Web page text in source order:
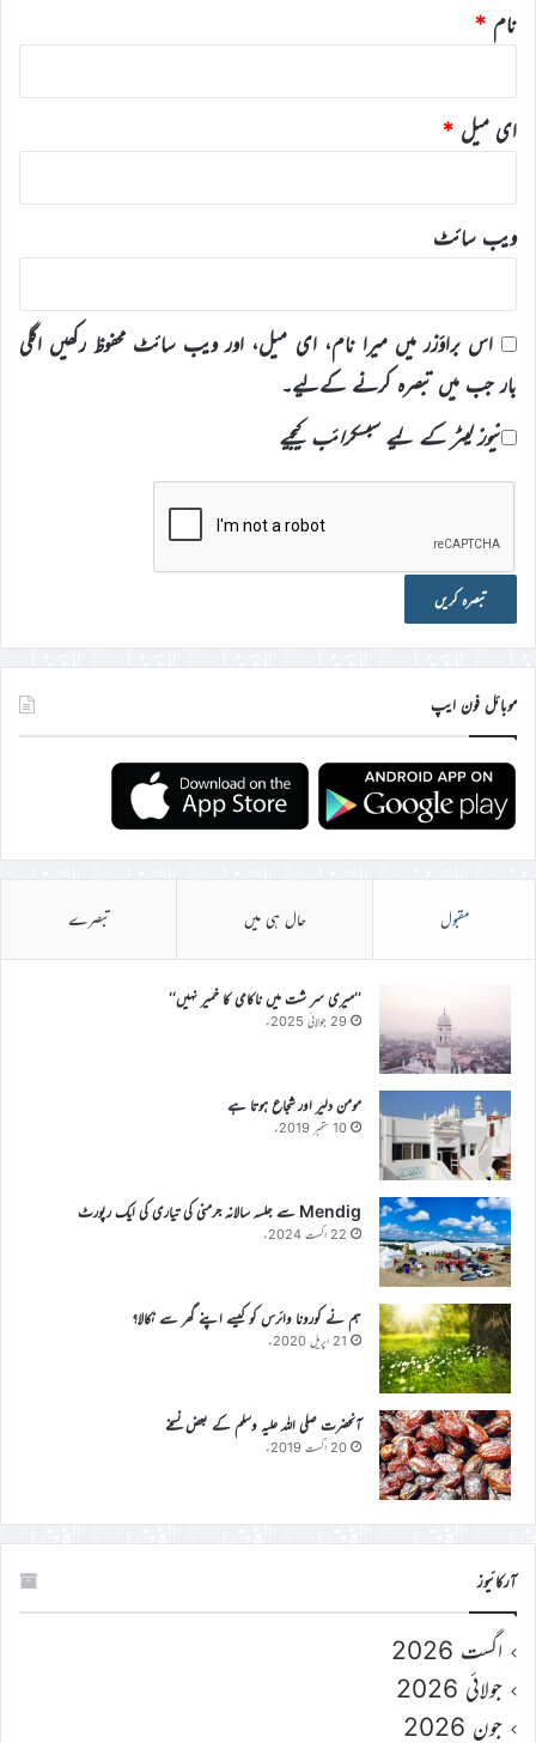
نام *
ای میل *
ویب‌ سائٹ
اس براؤزر میں میرا نام، ای میل، اور ویب سائٹ محفوظ رکھیں اگلی
بار جب میں تبصرہ کرنے کےلیے۔
نیوز لیٹر کے لیے سبسکرائب کیجیے
موبائل فون ایپ
مقبول حال ہی میں تبصرے
’’میری سر شت میں ناکامی کا خمیر نہیں‘‘
29 جولائی 2025ء
مومن دلیر اور شجاع ہوتا ہے
10 ستمبر 2019ء
Mendig سے جلسہ سالانہ جرمنی کی تیاری کی ایک رپورٹ
22 اگست 2024ء
ہم نے کورونا وائرس کو کیسے اپنے گھر سے نکالا؟
21 اپریل 2020ء
آنحضرت صلی اللہ علیہ وسلم کے بعض نسخے
20 اگست 2019ء
آرکائیوز
اگست 2026
جولائی 2026
جون 2026